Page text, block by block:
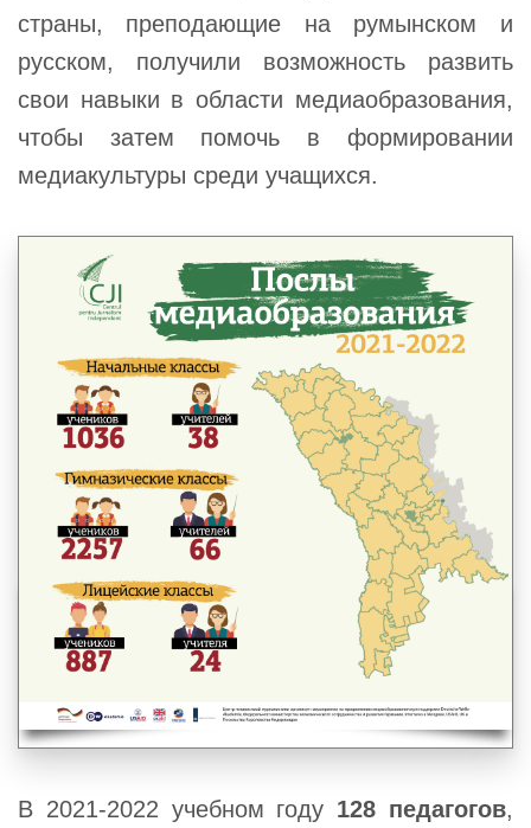
страны, преподающие на румынском и
русском, получили возможность развить
свои навыки в области медиаобразования,
чтобы затем помочь в формировании
медиакультуры среди учащихся.
В 2021-2022 учебном году 128 педагогов,